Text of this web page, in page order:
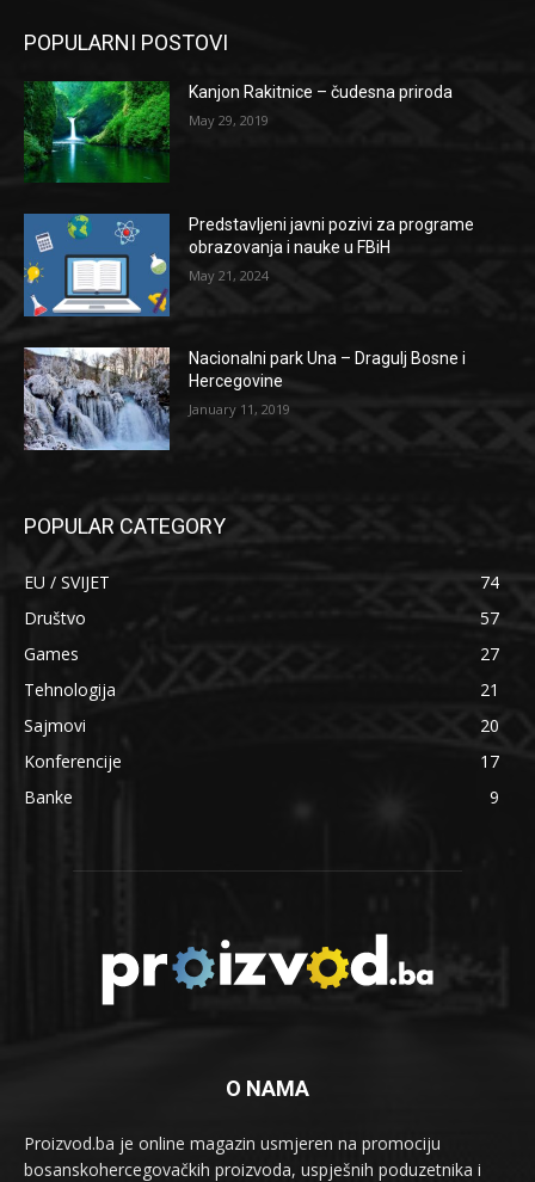
POPULARNI POSTOVI
Kanjon Rakitnice – čudesna priroda
May 29, 2019
Predstavljeni javni pozivi za programe
obrazovanja i nauke u FBiH
May 21, 2024
Nacionalni park Una – Dragulj Bosne i
Hercegovine
January 11, 2019
POPULAR CATEGORY
EU / SVIJET
74
Društvo
57
Games
27
Tehnologija
21
Sajmovi
20
Konferencije
17
Banke
9
O NAMA
Proizvod.ba je online magazin usmjeren na promociju
bosanskohercegovačkih proizvoda, uspješnih poduzetnika i